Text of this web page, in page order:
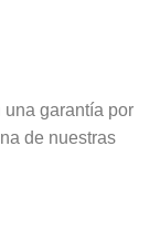
una garantía por
de nuestras